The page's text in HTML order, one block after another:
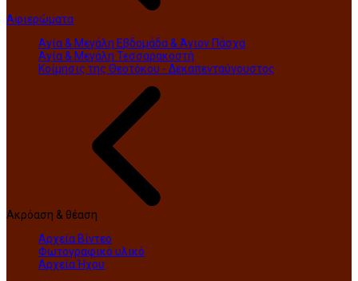
Αφιερώματα
Αγία & Μεγάλη Εβδομάδα & Άγιον Πάσχα
Αγία & Μεγάλη Τεσσαρακοστή
Κοίμησις της Θεοτόκου - Δεκαπενταύγουστος
Ακρόαση & θέαση
Αρχεία Βίντεο
Φωτογραφικό υλικό
Αρχεία Ήχου